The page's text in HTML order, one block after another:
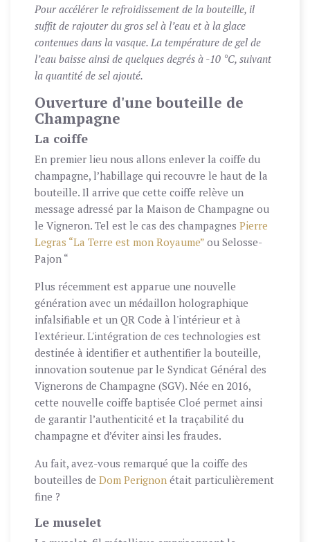
Pour accélérer le refroidissement de la bouteille, il
suffit de rajouter du gros sel à l’eau et à la glace
contenues dans la vasque. La température de gel de
l’eau baisse ainsi de quelques degrés à -10 °C, suivant
la quantité de sel ajouté.
Ouverture d'une bouteille de
Champagne
La coiffe
En premier lieu nous allons enlever la coiffe du
champagne, l’habillage qui recouvre le haut de la
bouteille. Il arrive que cette coiffe relève un
message adressé par la Maison de Champagne ou
le Vigneron. Tel est le cas des champagnes Pierre
Legras “La Terre est mon Royaume” ou Selosse-
Pajon “
Plus récemment est apparue une nouvelle
génération avec un médaillon holographique
infalsifiable et un QR Code à l'intérieur et à
l'extérieur. L'intégration de ces technologies est
destinée à identifier et authentifier la bouteille,
innovation soutenue par le Syndicat Général des
Vignerons de Champagne (SGV). Née en 2016,
cette nouvelle coiffe baptisée Cloé permet ainsi
de garantir l’authenticité et la traçabilité du
champagne et d’éviter ainsi les fraudes.
Au fait, avez-vous remarqué que la coiffe des
bouteilles de Dom Perignon était particulièrement
fine ?
Le muselet